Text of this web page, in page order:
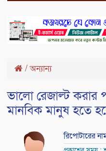
/অন্যান্য
ভালো রেজাল্ট করার
মানবিক মানুষ হতে
রিপোটারের